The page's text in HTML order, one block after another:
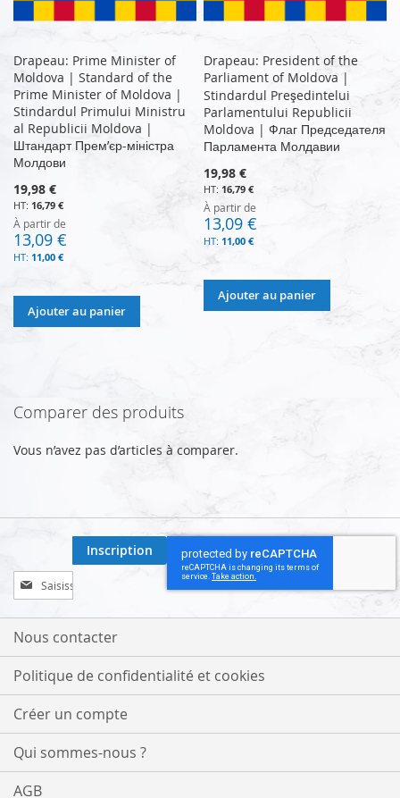
Drapeau: Prime Minister of
Moldova | Standard of the
Prime Minister of Moldova |
Stindardul Primului Ministru
al Republicii Moldova |
Штандарт Прем’єр-міністра
Молдови
19,98 €
16,79 €
À partir de
13,09 €
11,00 €
Ajouter au panier
Drapeau: President of the
Parliament of Moldova |
Stindardul Preşedintelui
Parlamentului Republicii
Moldova | Флаг Председателя
Парламента Молдавии
19,98 €
16,79 €
À partir de
13,09 €
11,00 €
Ajouter au panier
Comparer des produits
Vous n’avez pas d’articles à comparer.
Inscription
à
notre
lettre
:
Inscription
Nous contacter
Politique de confidentialité et cookies
Créer un compte
Qui sommes-nous ?
AGB